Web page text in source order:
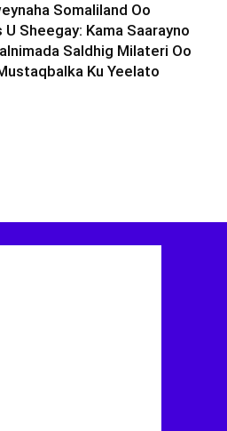
Somaliland Oo
U Sheegay: Kama Saarayno
Saldhig Milateri Oo
Ku Yeelato